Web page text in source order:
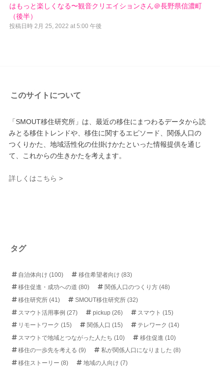
はもっと楽しくなる〜観音クリエイションさん＠長野県信濃町
（後半）
投稿日時 2月 25, 2022 at 5:00 午後
このサイトについて
「SMOUT移住研究所」は、最近の移住にまつわるデータから読
みとる移住トレンドや、移住に関するエピソード、関係人口の
つくりかた、地域活性化の仕掛けかたといった情報提供を通じ
て、これからの生きかたを考えます。
詳しくはこちら >
タグ
自治体向け(100) 移住希望者向け (83)
移住促進・成功への道(80) 関係人口のつくり方 (48)
移住研究所(41) SMOUT移住研究所 (32)
スマウト活用事例(27) pickup (26) スマウト(15)
リモートワーク(15) 関係人口 (15) テレワーク(14)
スマウトで地域とつながった人たち(10) 移住促進 (10)
移住の一歩先を考える(9) 私が関係人口になりました (8)
移住ストーリー(8) 地域の人向け (7)